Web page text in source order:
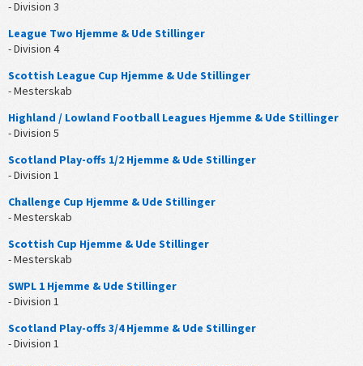
- Division 3
League Two Hjemme & Ude Stillinger
- Division 4
Scottish League Cup Hjemme & Ude Stillinger
- Mesterskab
Highland / Lowland Football Leagues Hjemme & Ude Stillinger
- Division 5
Scotland Play-offs 1/2 Hjemme & Ude Stillinger
- Division 1
Challenge Cup Hjemme & Ude Stillinger
- Mesterskab
Scottish Cup Hjemme & Ude Stillinger
- Mesterskab
SWPL 1 Hjemme & Ude Stillinger
- Division 1
Scotland Play-offs 3/4 Hjemme & Ude Stillinger
- Division 1